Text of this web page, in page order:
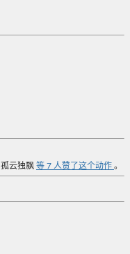
孤云独飘 等 7 人赞了这个动作 。